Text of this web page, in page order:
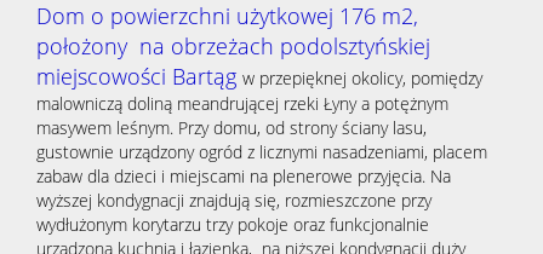
Obiekty
Dom o powierzchni użytkowej 176 m2,
położony na obrzeżach podolsztyńskiej
miejscowości Bartąg w przepięknej okolicy, pomiędzy
malowniczą doliną meandrującej rzeki Łyny a potężnym
masywem leśnym. Przy domu, od strony ściany lasu,
gustownie urządzony ogród z licznymi nasadzeniami, placem
zabaw dla dzieci i miejscami na plenerowe przyjęcia. Na
wyższej kondygnacji znajdują się, rozmieszczone przy
wydłużonym korytarzu trzy pokoje oraz funkcjonalnie
urządzona kuchnia i łazienka, na niższej kondygnacji duży